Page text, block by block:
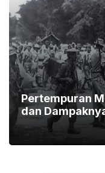
Pertempuran
dan